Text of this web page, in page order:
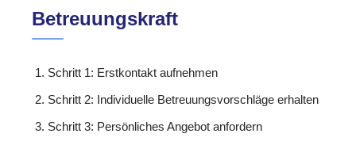
Betreuungskraft
Schritt 1: Erstkontakt aufnehmen
Schritt 2: Individuelle Betreuungsvorschläge erhalten
Schritt 3: Persönliches Angebot anfordern